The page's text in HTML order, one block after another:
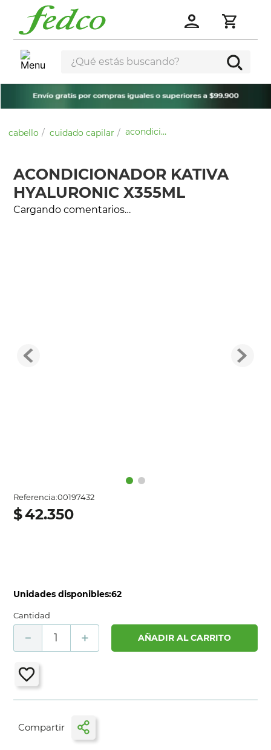
¿Qué estás buscando?
cabello cuidado capilar acondicionador kativa hyaluronic x355ml
ACONDICIONADOR KATIVA
HYALURONIC X355ML
Cargando comentarios…
Referencia:00197432
$42.350
Unidades disponibles:62
Cantidad
＋
－ AÑADIR AL CARRITO